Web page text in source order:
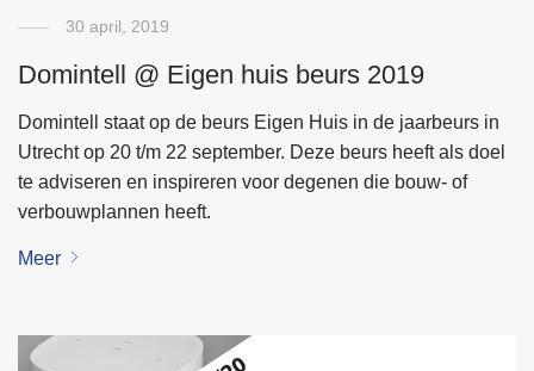
30 april, 2019
Domintell @ Eigen huis beurs 2019
Domintell staat op de beurs Eigen Huis in de jaarbeurs in
Utrecht op 20 t/m 22 september. Deze beurs heeft als doel
te adviseren en inspireren voor degenen die bouw- of
verbouwplannen heeft.
Meer